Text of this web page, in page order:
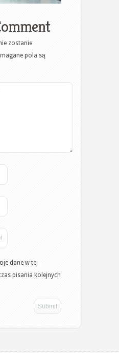
zostanie
pola są
dane w tej
pisania kolejnych